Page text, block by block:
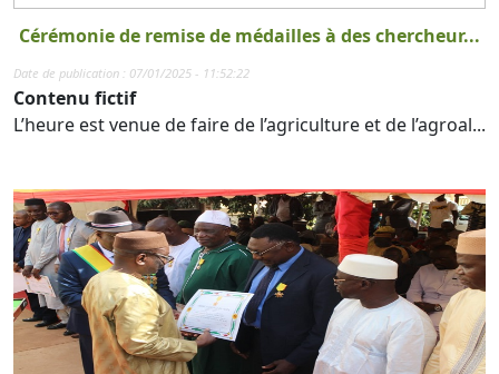
Cérémonie de remise de médailles à des chercheur...
Date de publication : 07/01/2025 - 11:52:22
Contenu fictif
L’heure est venue de faire de l’agriculture et de l’agroal...